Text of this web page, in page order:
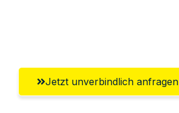
Jetzt unverbindlich anfragen